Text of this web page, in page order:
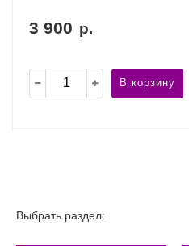
3 900 р.
В корзину
Выбрать раздел: